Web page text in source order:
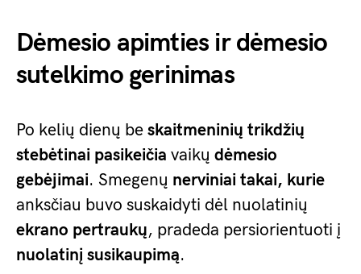
Dėmesio apimties ir dėmesio
sutelkimo gerinimas
Po kelių dienų be skaitmeninių trikdžių
stebėtinai pasikeičia vaikų dėmesio
gebėjimai. Smegenų nerviniai takai, kurie
anksčiau buvo suskaidyti dėl nuolatinių
ekrano pertraukų, pradeda persiorientuoti į
nuolatinį susikaupimą.